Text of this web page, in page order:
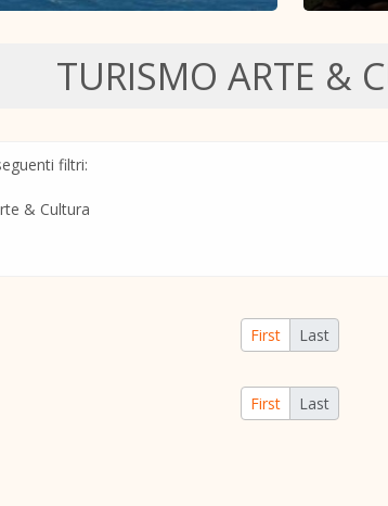
TURISMO ARTE &
filtri:
& Cultura
First Last
First Last